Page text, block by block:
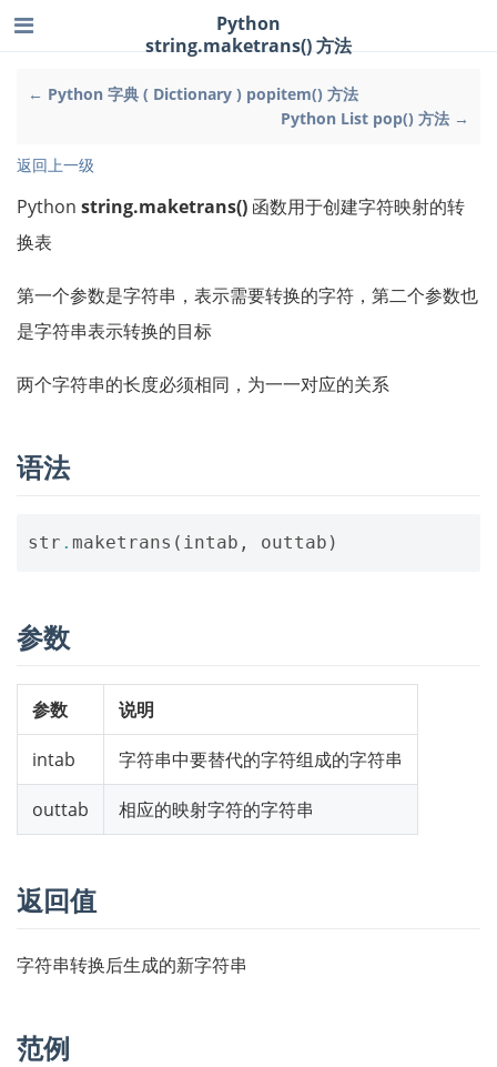
← Python 字典 ( Dictionary ) popitem() 方法
Python List pop() 方法 →
Python
string.maketrans() 方法
返回上一级
Python string.maketrans() 函数用于创建字符映射的转
换表
第一个参数是字符串，表示需要转换的字符，第二个参数也
是字符串表示转换的目标
两个字符串的长度必须相同，为一一对应的关系
语法
str . maketrans ( intab , outtab )
参数
参数 说明
intab 字符串中要替代的字符组成的字符串
outtab 相应的映射字符的字符串
返回值
字符串转换后生成的新字符串
范例